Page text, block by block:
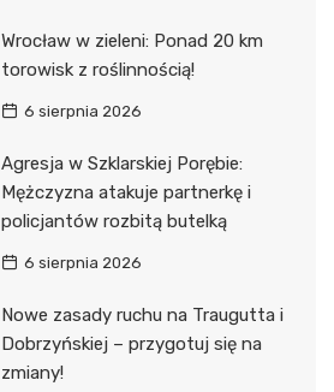
Wrocław w zieleni: Ponad 20 km
torowisk z roślinnością!
6 sierpnia 2026
Agresja w Szklarskiej Porębie:
Mężczyzna atakuje partnerkę i
policjantów rozbitą butelką
6 sierpnia 2026
Nowe zasady ruchu na Traugutta i
Dobrzyńskiej – przygotuj się na
zmiany!